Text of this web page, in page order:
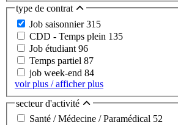
type de contrat
Job saisonnier315
CDD - Temps plein 135
Job étudiant 96
Temps partiel 87
job week-end 84
voir plus / afficher plus
secteur d'activité
Santé / Médecine / Paramédical 52